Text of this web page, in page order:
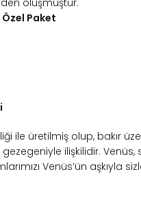
Paket
ile üretilmiş olup, bakır
ilişkilidir.
Venüs’ün aşkıyla